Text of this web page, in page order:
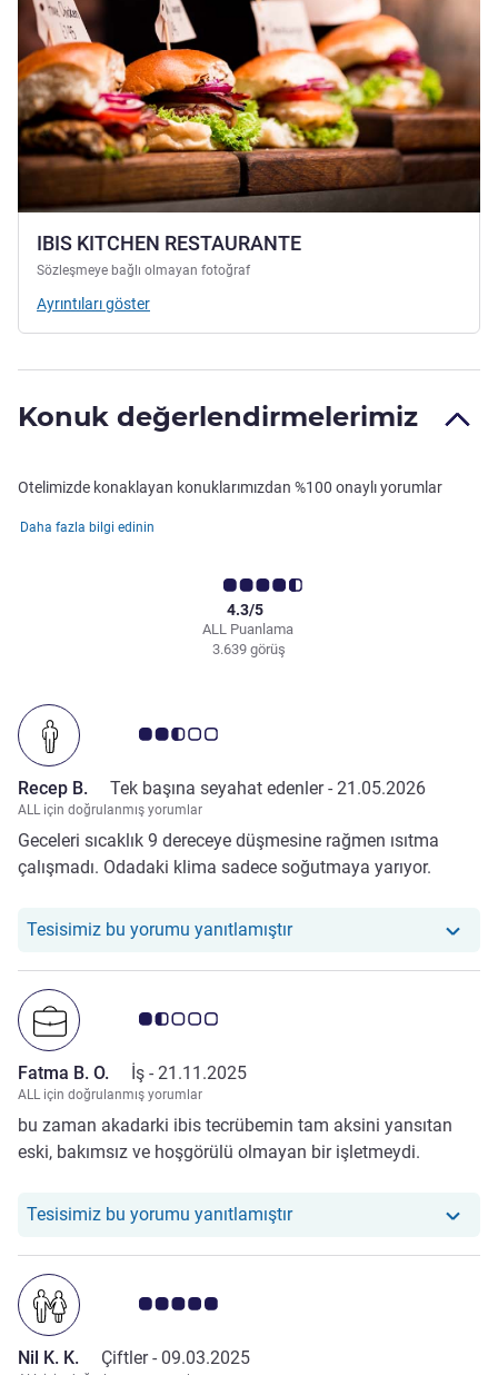
IBIS KITCHEN RESTAURANTE
Sözleşmeye bağlı olmayan fotoğraf
Ayrıntıları göster
Konuk değerlendirmelerimiz
Otelimizde konaklayan konuklarımızdan %100 onaylı yorumlar
Daha fazla bilgi edinin
ALL Puanlama
4.3/5
3.639 görüş
Avis müşterileri puanı 2.5/5
Recep B. Tek başına seyahat edenler - 21.05.2026
ALL için doğrulanmış yorumlar
Geceleri sıcaklık 9 dereceye düşmesine rağmen ısıtma
çalışmadı. Odadaki klima sadece soğutmaya yarıyor.
Tesisimiz bu yorumu yanıtlamıştırOtelimiz şu yoruma yanıt
Avis müşterileri puanı 1.5/5
Fatma B. O. İş - 21.11.2025
ALL için doğrulanmış yorumlar
bu zaman akadarki ibis tecrübemin tam aksini yansıtan
eski, bakımsız ve hoşgörülü olmayan bir işletmeydi.
Tesisimiz bu yorumu yanıtlamıştırOtelimiz şu yoruma yanıt
Avis müşterileri puanı 5.0/5
Nil K. K. Çiftler - 09.03.2025